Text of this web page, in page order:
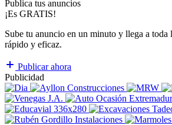
Publica tus anuncios
¡Es GRATIS!
Sube tu anuncio en un minuto y llega a toda
rápido y eficaz.
Publicar ahora
Publicidad